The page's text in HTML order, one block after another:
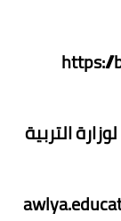
https://
التربية